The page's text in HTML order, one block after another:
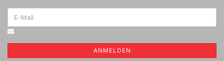
ANMELDEN